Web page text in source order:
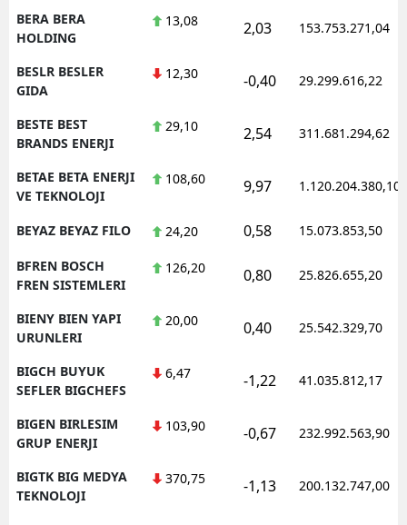
BERA BERA
HOLDING
13,08 2,03 153.753.271,04
BESLR BESLER
GIDA
12,30 -0,40 29.299.616,22
BESTE BEST
BRANDS ENERJI
29,10 2,54 311.681.294,62
BETAE BETA ENERJI
VE TEKNOLOJI
108,60 9,97 1.120.204.380,10
BEYAZ BEYAZ FILO 24,20 0,58 15.073.853,50
BFREN BOSCH
FREN SISTEMLERI
126,20 0,80 25.826.655,20
BIENY BIEN YAPI
URUNLERI
20,00 0,40 25.542.329,70
BIGCH BUYUK
SEFLER BIGCHEFS
6,47 -1,22 41.035.812,17
BIGEN BIRLESIM
GRUP ENERJI
103,90 -0,67 232.992.563,90
BIGTK BIG MEDYA
TEKNOLOJI
370,75 -1,13 200.132.747,00